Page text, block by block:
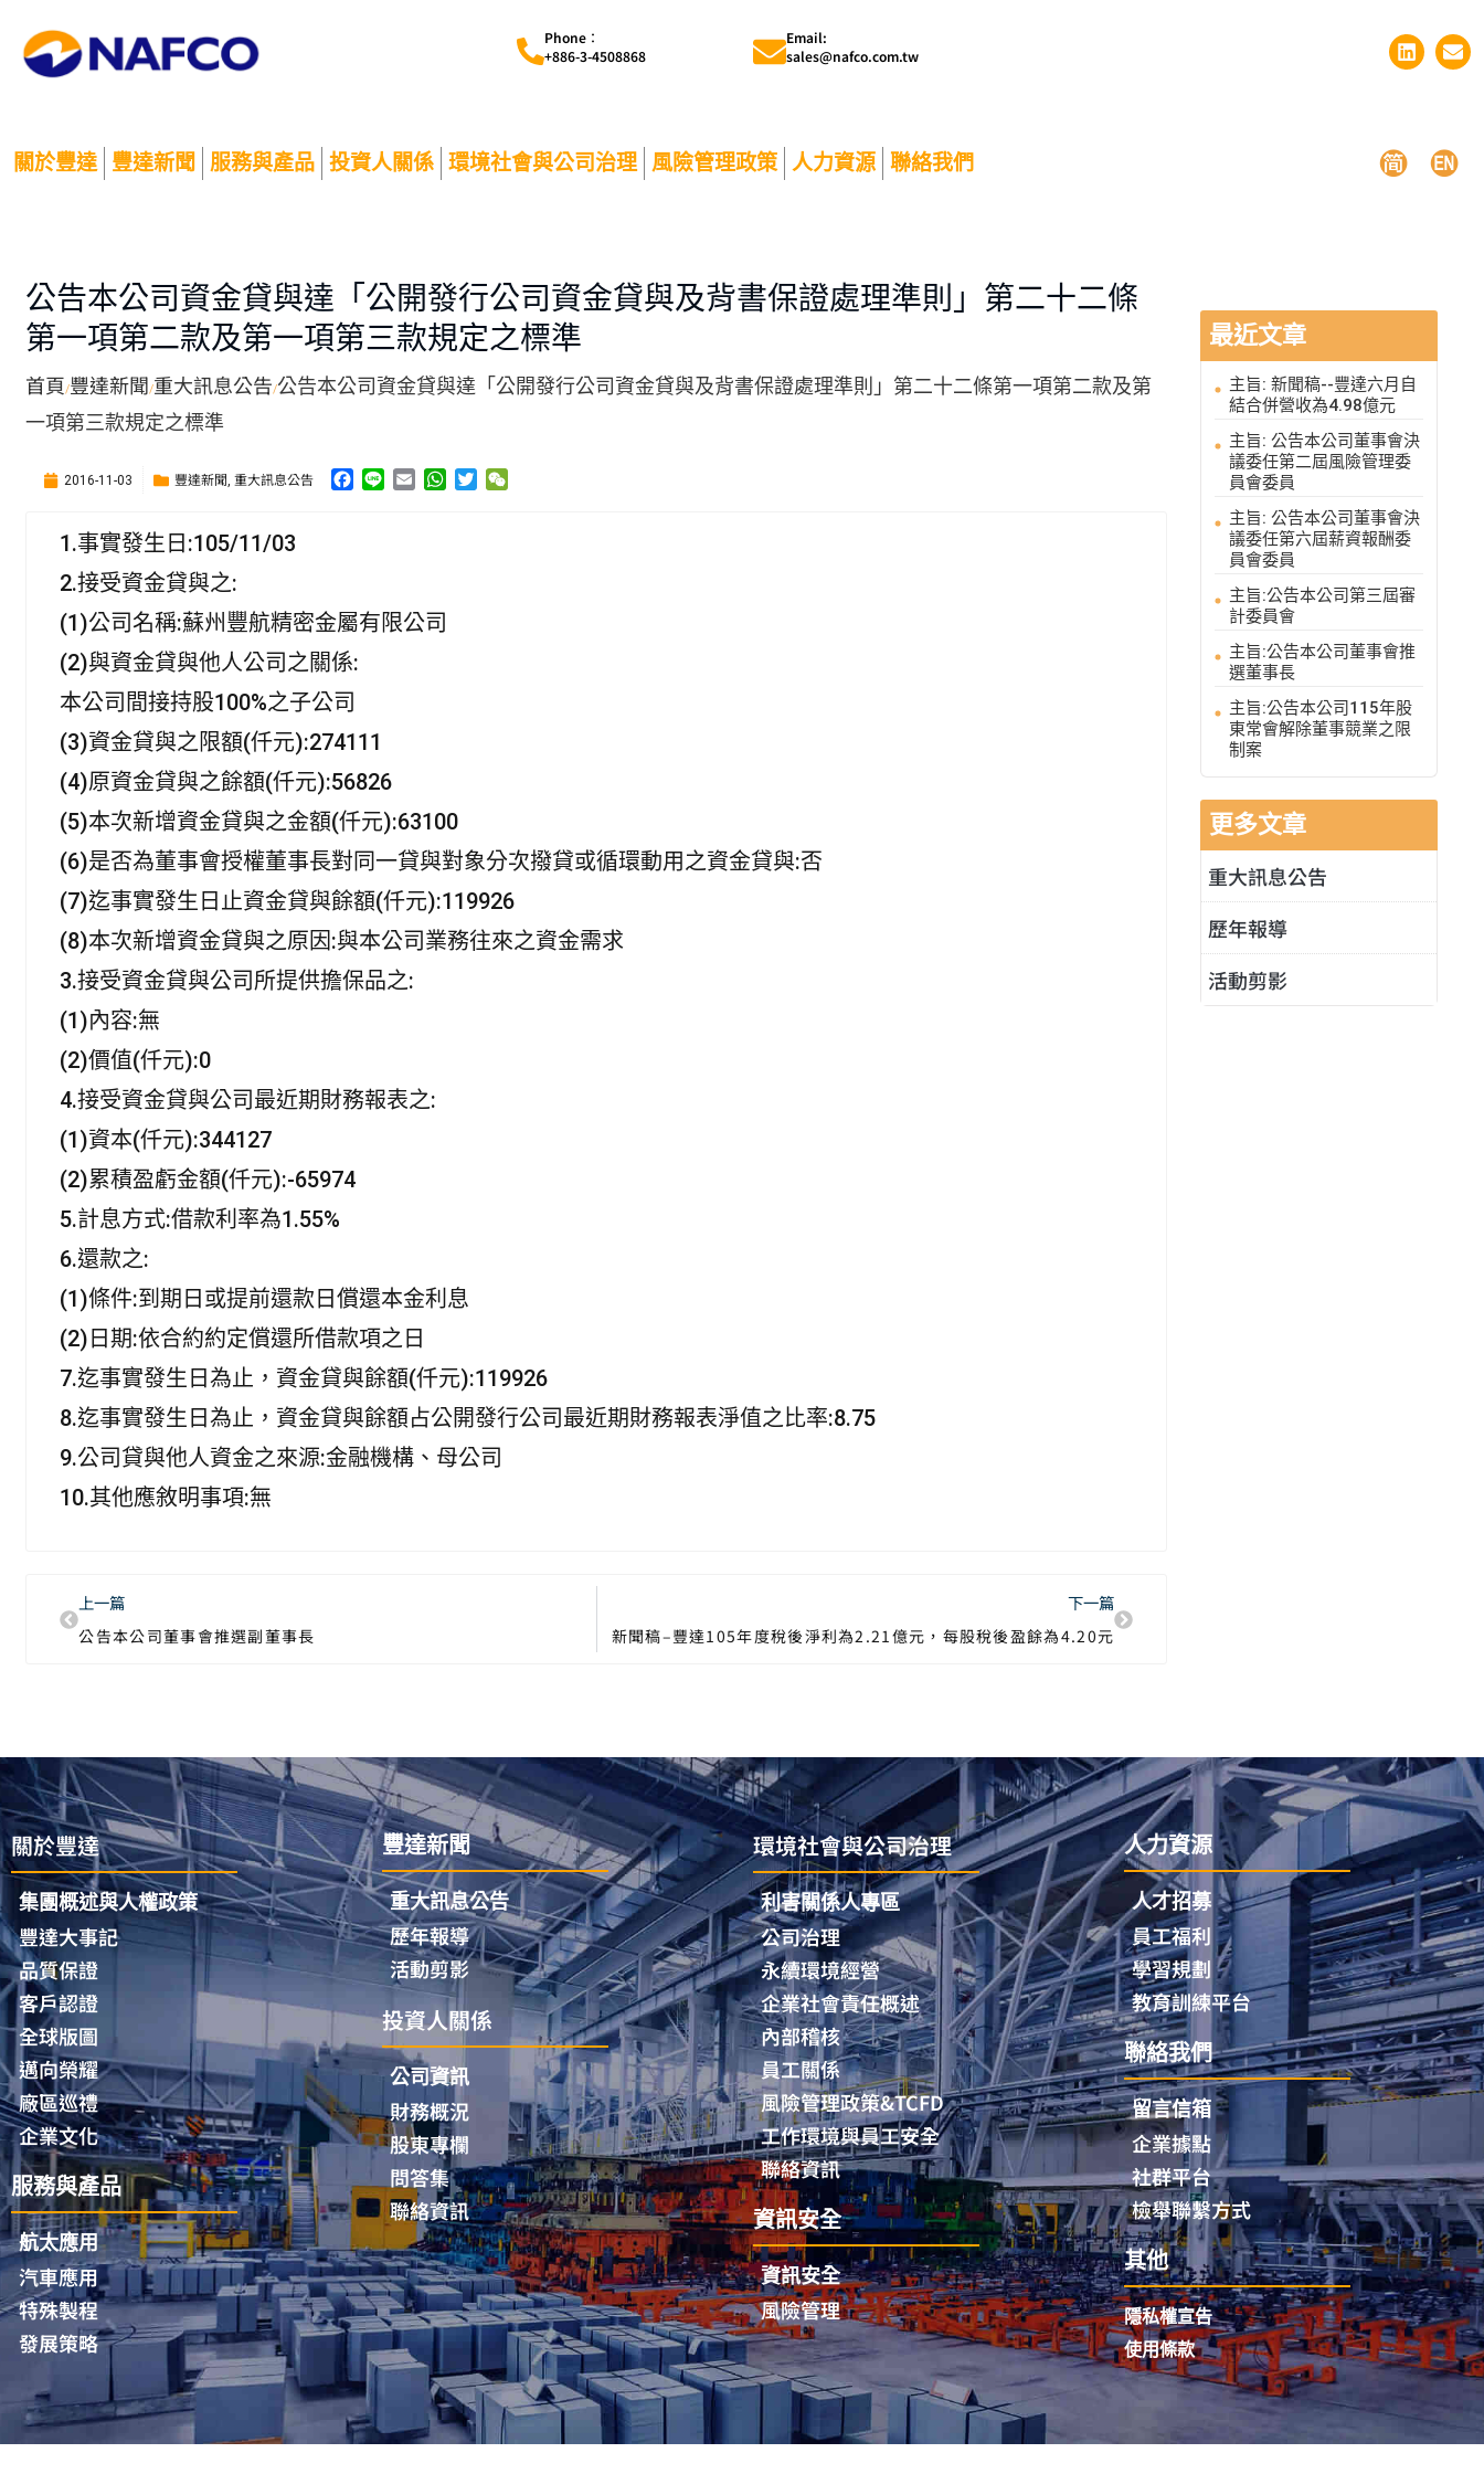
Phone︰
+886-3-4508868
Email:
sales@nafco.com.tw
關於豐達 豐達新聞 服務與產品 投資人關係 環境社會與公司治理 風險管理政策 人力資源 聯絡我們
公告本公司資金貸與達「公開發行公司資金貸與及背書保證處理準則」第二十二條
第一項第二款及第一項第三款規定之標準
首頁/豐達新聞/重大訊息公告/公告本公司資金貸與達「公開發行公司資金貸與及背書保證處理準則」第二十二條第一項第二款及第
一項第三款規定之標準
2016-11-03 豐達新聞,重大訊息公告
F
o
k
L
E
W
T
1.事實發生日:105/11/03
2.接受資金貸與之:
(1)公司名稱:蘇州豐航精密金屬有限公司
(2)與資金貸與他人公司之關係:
本公司間接持股100%之子公司
(3)資金貸與之限額(仟元):274111
(4)原資金貸與之餘額(仟元):56826
(5)本次新增資金貸與之金額(仟元):63100
(6)是否為董事會授權董事長對同一貸與對象分次撥貸或循環動用之資金貸與:否
(7)迄事實發生日止資金貸與餘額(仟元):119926
(8)本次新增資金貸與之原因:與本公司業務往來之資金需求
3.接受資金貸與公司所提供擔保品之:
(1)內容:無
(2)價值(仟元):0
4.接受資金貸與公司最近期財務報表之:
(1)資本(仟元):344127
(2)累積盈虧金額(仟元):-65974
5.計息方式:借款利率為1.55%
6.還款之:
(1)條件:到期日或提前還款日償還本金利息
(2)日期:依合約約定償還所借款項之日
7.迄事實發生日為止，資金貸與餘額(仟元):119926
8.迄事實發生日為止，資金貸與餘額占公開發行公司最近期財務報表淨值之比率:8.75
9.公司貸與他人資金之來源:金融機構、母公司
10.其他應敘明事項:無
上一篇
公告本公司董事會推選副董事長
下一篇
新聞稿–豐達105年度稅後淨利為2.21億元，每股稅後盈餘為4.20元
最近文章
主旨: 新聞稿--豐達六月自
結合併營收為4.98億元
主旨: 公告本公司董事會決
議委任第二屆風險管理委
員會委員
主旨: 公告本公司董事會決
議委任第六屆薪資報酬委
員會委員
主旨:公告本公司第三屆審
計委員會
主旨:公告本公司董事會推
選董事長
主旨:公告本公司115年股
東常會解除董事競業之限
制案
更多文章
重大訊息公告
歷年報導
活動剪影
關於豐達
集團概述與人權政策
豐達大事記
品質保證
客戶認證
全球版圖
邁向榮耀
廠區巡禮
企業文化
服務與產品
航太應用
汽車應用
特殊製程
發展策略
豐達新聞
重大訊息公告
歷年報導
活動剪影
投資人關係
公司資訊
財務概況
股東專欄
問答集
聯絡資訊
環境社會與公司治理
利害關係人專區
公司治理
永續環境經營
企業社會責任概述
內部稽核
員工關係
風險管理政策&TCFD
工作環境與員工安全
聯絡資訊
資訊安全
資訊安全
風險管理
人力資源
人才招募
員工福利
學習規劃
教育訓練平台
聯絡我們
留言信箱
企業據點
社群平台
檢舉聯繫方式
其他
隱私權宣告
使用條款